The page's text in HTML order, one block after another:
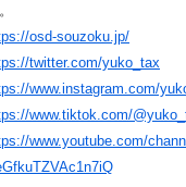
osd-souzoku.jp/
twitter.com/yuko_tax
www.instagram.com/
www.tiktok.com/
www.youtube.com/